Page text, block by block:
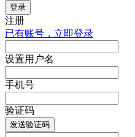
登录
注册
已有账号，立即登录
设置用户名
手机号
验证码
发送验证码